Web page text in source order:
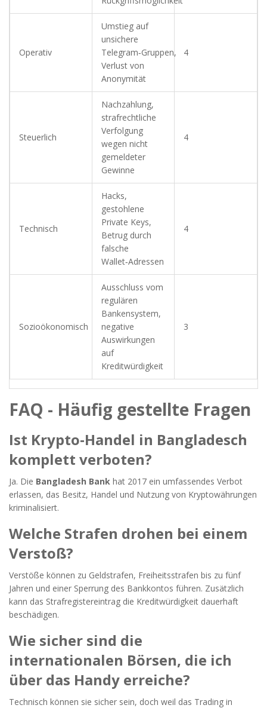
Operativ
Umstieg auf
unsichere
Telegram‑Gruppen,
Verlust von
Anonymität
4
Steuerlich
Nachzahlung,
strafrechtliche
Verfolgung
wegen nicht
gemeldeter
Gewinne
4
Technisch
Hacks,
gestohlene
Private Keys,
Betrug durch
falsche
Wallet‑Adressen
4
Sozioökonomisch
Ausschluss vom
regulären
Bankensystem,
negative
Auswirkungen
auf
Kreditwürdigkeit
3
FAQ - Häufig gestellte Fragen
Ist Krypto‑Handel in Bangladesch
komplett verboten?
Ja. Die Bangladesh Bank hat 2017 ein umfassendes Verbot
erlassen, das Besitz, Handel und Nutzung von Kryptowährungen
kriminalisiert.
Welche Strafen drohen bei einem
Verstoß?
Verstöße können zu Geldstrafen, Freiheitsstrafen bis zu fünf
Jahren und einer Sperrung des Bankkontos führen. Zusätzlich
kann das Strafregistereintrag die Kreditwürdigkeit dauerhaft
beschädigen.
Wie sicher sind die
internationalen Börsen, die ich
über das Handy erreiche?
Technisch können sie sicher sein, doch weil das Trading in